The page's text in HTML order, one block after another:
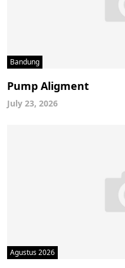
Bandung
Pump Aligment
July 23, 2026
Agustus 2026